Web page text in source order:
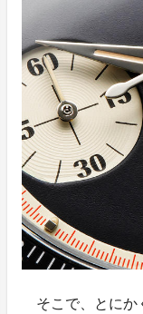
そこで、とにか